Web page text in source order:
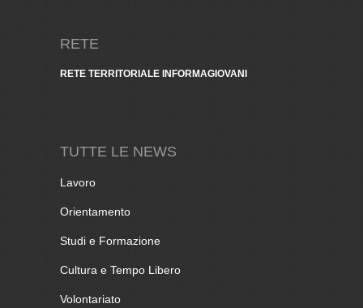
RETE
RETE TERRITORIALE INFORMAGIOVANI
TUTTE LE NEWS
Lavoro
Orientamento
Studi e Formazione
Cultura e Tempo Libero
Volontariato